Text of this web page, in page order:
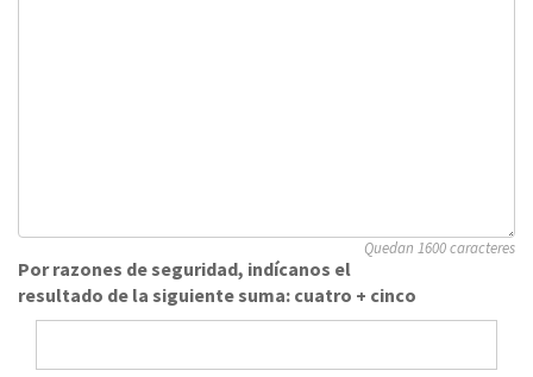
Quedan 1600 caracteres
Por razones de seguridad, indícanos el
resultado de la siguiente suma: cuatro + cinco